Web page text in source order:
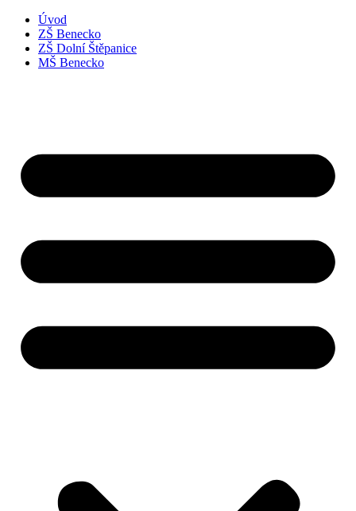
Úvod
ZŠ Benecko
ZŠ Dolní Štěpanice
MŠ Benecko